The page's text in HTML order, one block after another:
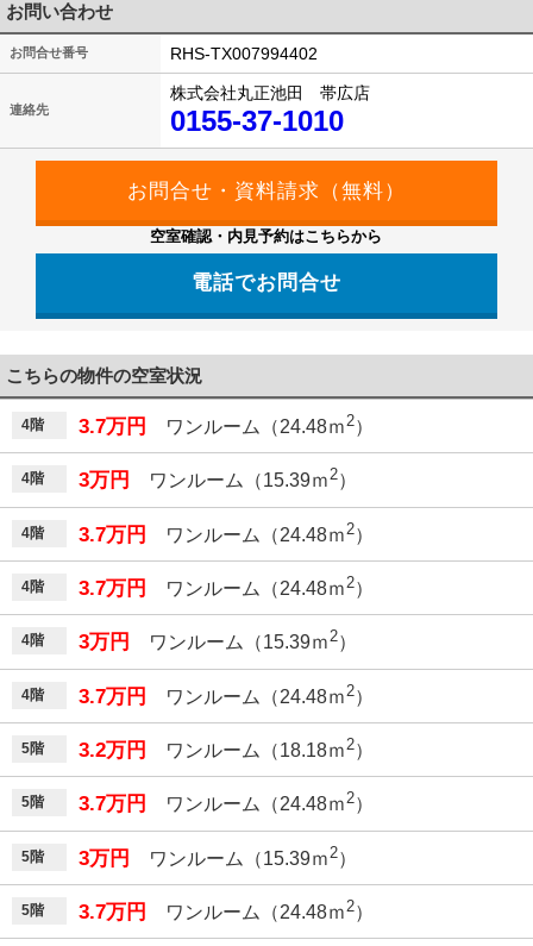
お問い合わせ
お問合せ番号 RHS-TX007994402
連絡先
株式会社丸正池田 帯広店
0155-37-1010
空室確認・内見予約はこちらから
電話でお問合せ
こちらの物件の空室状況
4階 3.7万円 ワンルーム（24.48ｍ2）
4階 3万円 ワンルーム（15.39ｍ2）
4階 3.7万円 ワンルーム（24.48ｍ 2）
4階 3.7万円 ワンルーム（24.48ｍ 2）
4階 3万円 ワンルーム（15.39ｍ2）
4階 3.7万円 ワンルーム（24.48ｍ 2）
5階 3.2万円 ワンルーム（18.18ｍ 2）
5階 3.7万円 ワンルーム（24.48ｍ2）
5階 3万円 ワンルーム（15.39ｍ 2）
5階 3.7万円 ワンルーム（24.48ｍ 2）